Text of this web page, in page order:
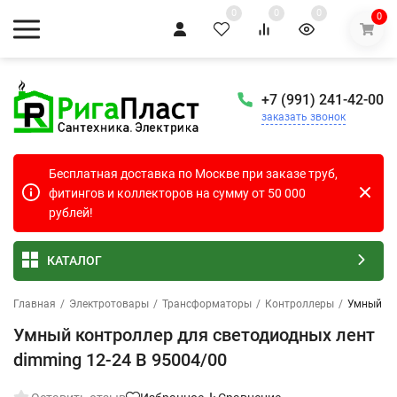
0 0 0 0
+7 (991) 241-42-00
заказать звонок
Бесплатная доставка по Москве при заказе труб,
фитингов и коллекторов на сумму от 50 000
рублей!
КАТАЛОГ
Главная / Электротовары / Трансформаторы / Контроллеры / Умный
Умный контроллер для светодиодных лент
dimming 12-24 В 95004/00